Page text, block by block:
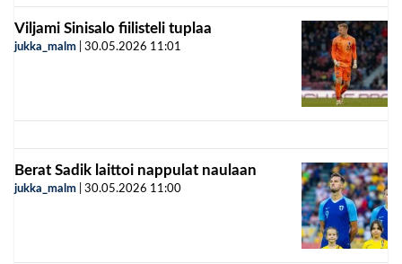
Viljami Sinisalo fiilisteli tuplaa
jukka_malm 30.05.2026 11:01
Berat Sadik laittoi nappulat naulaan
jukka_malm 30.05.2026 11:00